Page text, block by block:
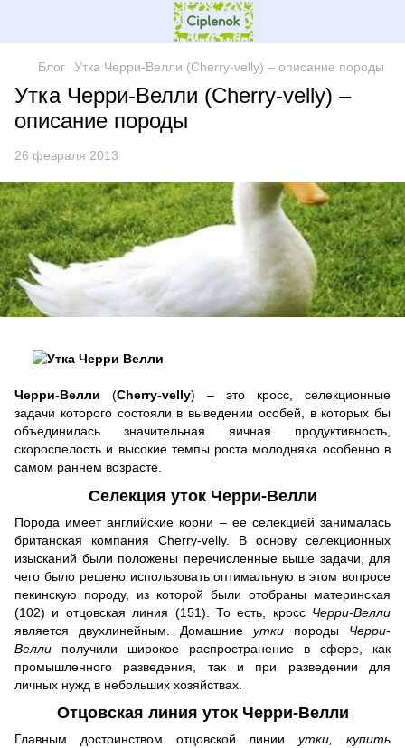
Блог Утка Черри-Велли (Сherry-velly) – описание породы
Утка Черри-Велли (Сherry-velly) –
описание породы
26 февраля 2013
Черри-Велли (Сherry-velly) – это кросс, селекционные
задачи которого состояли в выведении особей, в которых бы
объединилась значительная яичная продуктивность,
скороспелость и высокие темпы роста молодняка особенно в
самом раннем возрасте.
Селекция уток Черри-Велли
Порода имеет английские корни – ее селекцией занималась
британская компания Сherry-velly. В основу селекционных
изысканий были положены перечисленные выше задачи, для
чего было решено использовать оптимальную в этом вопросе
пекинскую породу, из которой были отобраны материнская
(102) и отцовская линия (151). То есть, кросс Черри-Велли
является двухлинейным. Домашние утки породы Черри-
Велли получили широкое распространение в сфере, как
промышленного разведения, так и при разведении для
личных нужд в небольших хозяйствах.
Отцовская линия уток Черри-Велли
Главным достоинством отцовской линииутки, купить